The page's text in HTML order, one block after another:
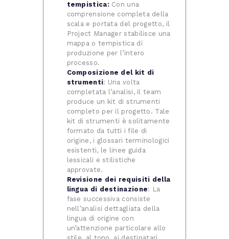
tempistica:Con una
comprensione completa della
scala e portata del progetto, il
Project Manager stabilisce una
mappa o tempistica di
produzione per l’intero
processo.
Composizione del kit di
strumenti: Una volta
completata l’analisi, il team
produce un kit di strumenti
completo per il progetto. Tale
kit di strumenti è solitamente
formato da tutti i file di
origine, i glossari terminologici
esistenti, le linee guida
lessicali e stilistiche
approvate.
Revisione dei requisiti della
lingua di destinazione: La
fase successiva consiste
nell’analisi dettagliata della
lingua di origine con
un’attenzione particolare allo